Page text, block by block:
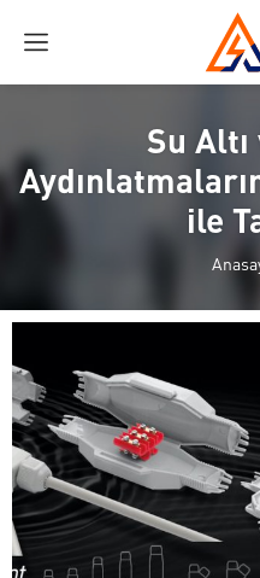
Su
ile